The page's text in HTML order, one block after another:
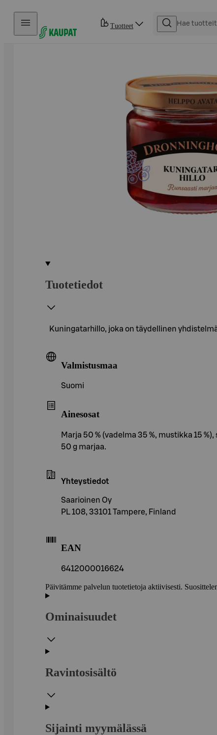
Hyppää sisältöön
Tuotteet
Tuotetiedot
Kuningatarhillo, joka on täydellinen
Valmistusmaa
Suomi
Ainesosat
Marja 50 % (vadelma 35 %, mustikka 15
50 g marjaa.
Yhteystiedot
Saarioinen Oy
PL 108, 33101 Tampere, Finland
EAN
6412000016624
Päivitämme palvelun tuotetietoja aktiivisesti.
Ominaisuudet
Ravintosisältö
Sijainti myymälässä